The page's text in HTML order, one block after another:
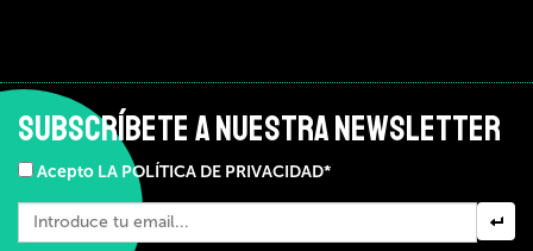
SUBSCRÍBETE A NUESTRA NEWSLETTER
Acepto LA POLÍTICA DE PRIVACIDAD*